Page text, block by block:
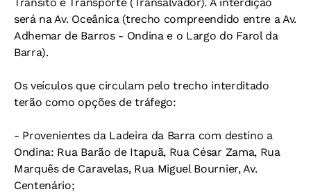
será na Av. Oceânica (trecho compreendido entre a Av.
Adhemar de Barros - Ondina e o Largo do Farol da
Barra).
Os veículos que circulam pelo trecho interditado
terão como opções de tráfego:
- Provenientes da Ladeira da Barra com destino a
Ondina: Rua Barão de Itapuã, Rua César Zama, Rua
Marquês de Caravelas, Rua Miguel Bournier, Av.
Centenário;